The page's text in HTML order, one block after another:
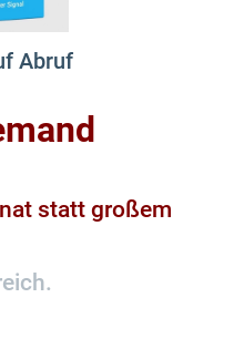
Abruf
statt großem